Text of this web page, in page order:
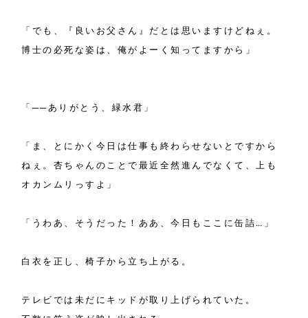
「でも、『良いお父さん』だとは思いますけどねぇ。
博士の必死な姿は、俺がよーく知ってますから」
「──ありがとう、緑水君」
「ま、とにかく今日は仕事も終わらせないとですから
ねぇ。杏ちゃんのことで最近全然進んでなくて、上も
オカンムリっすよ」
「うわあ、そうだった！ああ、今日もここに缶詰…」
白衣を正し、椅子から立ち上がる。
テレビでは未だにキッドが取り上げられていた。